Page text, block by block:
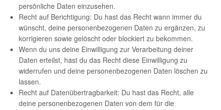
persönliche Daten einzusehen.
Recht auf Berichtigung: Du hast das Recht wann immer du
wünscht, deine personenbezogenen Daten zu ergänzen, zu
korrigieren sowie gelöscht oder blockiert zu bekommen.
Wenn du uns deine Einwilligung zur Verarbeitung deiner
Daten erteilst, hast du das Recht diese Einwilligung zu
widerrufen und deine personenbezogenen Daten löschen zu
lassen.
Recht auf Datenübertragbarkeit: Du hast das Recht, alle
deine personenbezogenen Daten von dem für die